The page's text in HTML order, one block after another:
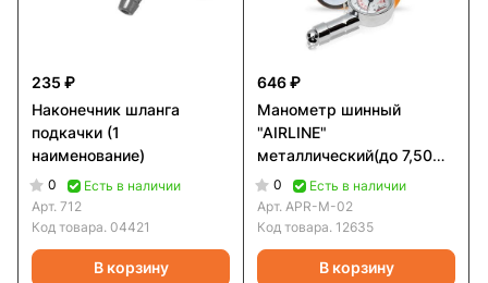
235 ₽
Наконечник шланга
подкачки (1
наименование)
0
Есть в наличии
Арт. 712
Код товара. 04421
В корзину
646 ₽
Манометр шинный
"AIRLINE"
металлический(до 7,50
Атм)
0
Есть в наличии
Арт. APR-M-02
Код товара. 12635
В корзину